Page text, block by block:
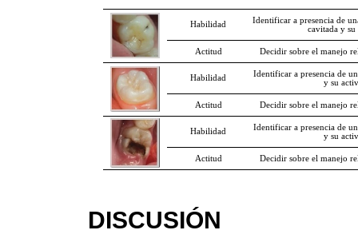
Habilidad
Identificar a presencia de
cavitada y su
Actitud Decidir sobre el manejo
Habilidad
Identificar a presencia de
y su
Actitud Decidir sobre el manejo
Habilidad
Identificar a presencia de
y su
Actitud Decidir sobre el manejo
DISCUSIÓN